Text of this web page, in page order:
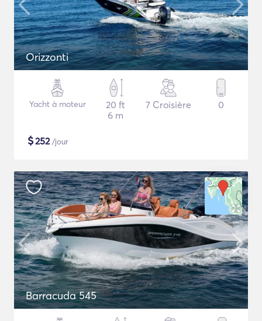
Orizzonti
Yacht à moteur
20 ft
6 m
7 Croisière 0
$252/jour
Barracuda 545